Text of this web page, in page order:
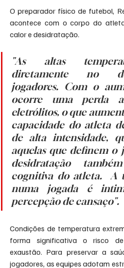
O preparador físico de futebol,
acontece com o corpo do
calor e desidratação.
"As altas
diretamente no
jogadores. Com o
ocorre uma perda
eletrólitos, o que
capacidade do atleta
de alta intensidade,
aquelas que definem o
desidratação
cognitiva do atleta.  A
numa jogada é
percepção de cansaço".
Condições de temperatura
forma significativa o risco
exaustão. Para preservar a
jogadores, as equipes adotam